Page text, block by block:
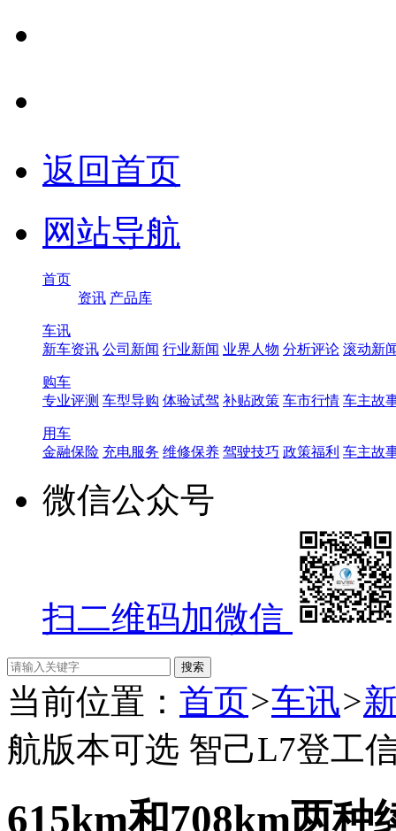
返回首页
网站导航
首页
资讯 产品库
车讯
新车资讯 公司新闻 行业新闻 业界人物 分析评论 滚动新
购车
专业评测 车型导购 体验试驾 补贴政策 车市行情 车主故
用车
金融保险 充电服务 维修保养 驾驶技巧 政策福利 车主故
微信公众号
扫二维码加微信
当前位置： 首页>车讯>
航版本可选 智己L7登工
615km和708km两